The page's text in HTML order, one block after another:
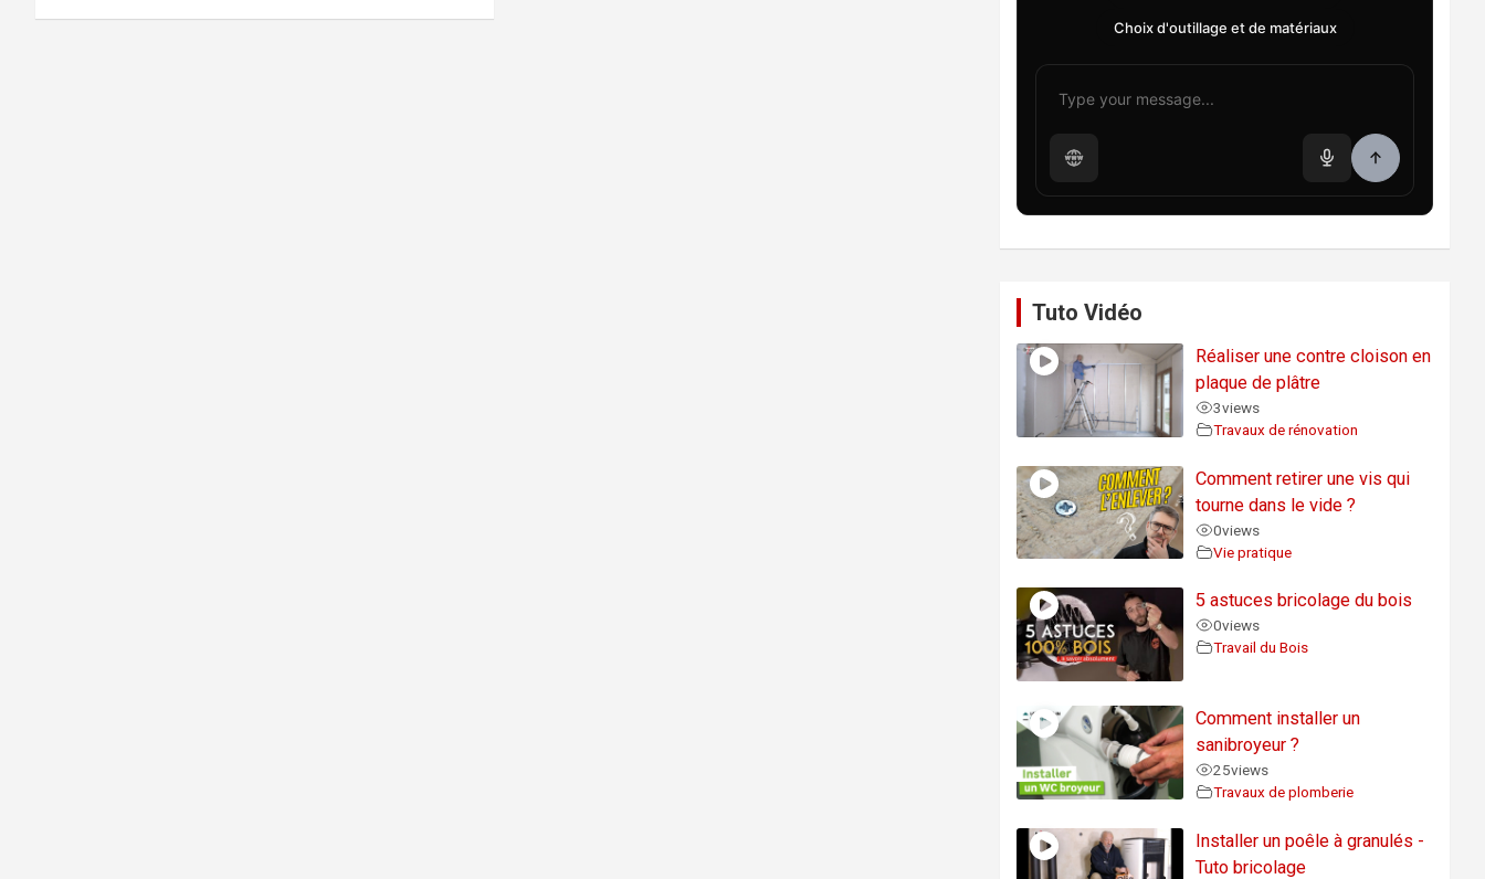
Choix d'outillage et de matériaux
Tuto Vidéo
Réaliser une contre cloison en
plaque de plâtre
3views
Travaux de rénovation
Comment retirer une vis qui
tourne dans le vide ?
0views
Vie pratique
5 astuces bricolage du bois
0views
Travail du Bois
Comment installer un
sanibroyeur ?
25views
Travaux de plomberie
Installer un poêle à granulés -
Tuto bricolage